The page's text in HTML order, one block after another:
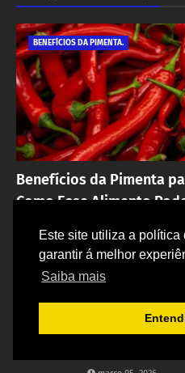
Este site utiliza a
garantir á melhor
Saiba mais
BENEFÍCIOS DA PIMENTA.
Benefícios da Pimenta
Como Esse Alimento
Regivaldo Ferreira do Amarante
Postagens populares
Consórcio
lei obriga a